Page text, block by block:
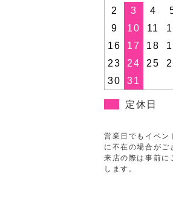
2
3 4
9
10 11
16
17 18
23
24 25
30
31
定休日
営業日でもイベン
に不在の場合がご
来店の際は事前に
します。